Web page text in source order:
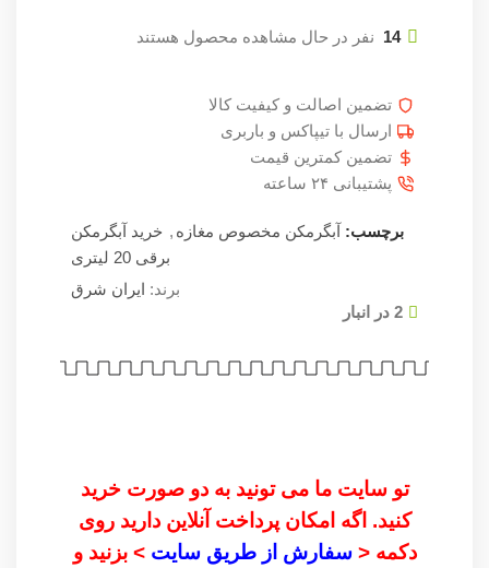
14 نفر در حال مشاهده محصول هستند
تضمین اصالت و کیفیت کالا
ارسال با تیپاکس و باربری
تضمین کمترین قیمت
پشتیبانی ۲۴ ساعته
برچسب: آبگرمکن مخصوص مغازه , خرید آبگرمکن
برقی 20 لیتری
برند: ایران شرق
2 در انبار
تو سایت ما می تونید به دو صورت خرید
کنید. اگه امکان پرداخت آنلاین دارید روی
دکمه <سفارش از طریق سایت> بزنید و